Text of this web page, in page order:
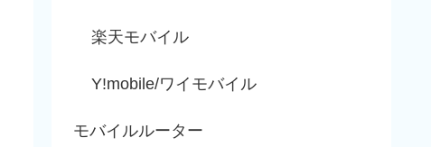
楽天モバイル
Y!mobile/ワイモバイル
モバイルルーター